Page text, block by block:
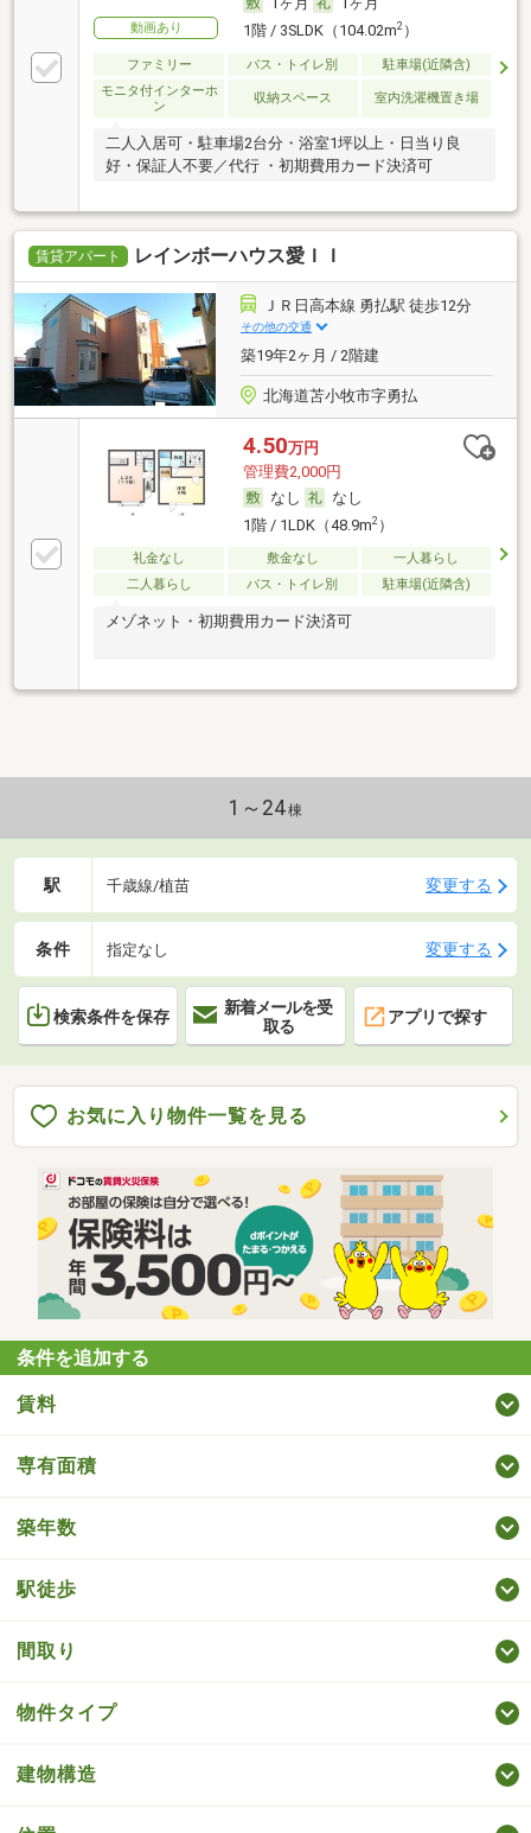
動画あり
1階 / 3SLDK（104.02m2）
ファミリー バス・トイレ別
駐車場(近隣含)
モニタ付インターホ
ン
収納スペース 室内洗濯機置き場
二人入居可・駐車場2台分・浴室1坪以上・日当り良
好・保証人不要／代行 ・初期費用カード決済可
賃貸アパート レインボーハウス愛ＩＩ
ＪＲ日高本線 勇払駅 徒歩12分
その他の交通
築19年2ヶ月 / 2階建
北海道苫小牧市字勇払
4.50万円
管理費2,000円
なし
なし
1階 / 1LDK（48.9m2）
礼金なし 敷金なし
一人暮らし
二人暮らし
バス・トイレ別 駐車場(近隣含)
メゾネット・初期費用カード決済可
1～24棟
駅 千歳線/植苗 変更する
条件 指定なし 変更する
検索条件を保存
新着メールを受
取る
アプリで探す
お気に入り物件一覧を見る
条件を追加する
賃料
専有面積
築年数
駅徒歩
間取り
物件タイプ
建物構造